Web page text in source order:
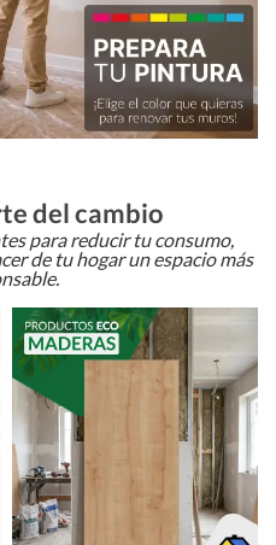
del cambio
para reducir tu consumo,
de tu hogar un espacio más